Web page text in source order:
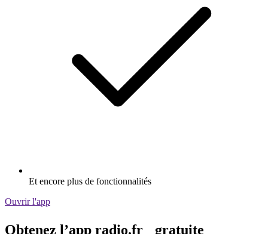
Et encore plus de fonctionnalités
Ouvrir l'app
Obtenez l’app radio.fr gratuite